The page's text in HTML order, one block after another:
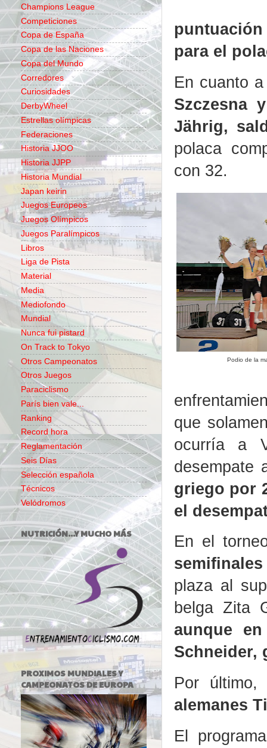
para el
En cuanto
Szczesna
Jährig,
polaca
con 32.
Podio de la
que
ocurría a
desempate
griego por
el
En el
plaza al
belga Zita
aunque
Schneider,
Por
alemanes
El
Champions League
Competiciones
Copa de España
Copa de las Naciones
Copa del Mundo
Corredores
Curiosidades
DerbyWheel
Estrellas olímpicas
Federaciones
Historia JJOO
Historia JJPP
Historia Mundial
Japan keirin
Juegos Europeos
Juegos Olímpicos
Juegos Paralímpicos
Libros
Liga de Pista
Material
Media
Mediofondo
Mundial
Nunca fui pistard
On Track to Tokyo
Otros Campeonatos
Otros Juegos
Paraciclismo
París bien vale...
Ranking
Record hora
Reglamentación
Seis Días
Selección española
Técnicos
Velódromos
NUTRICIÓN...Y MUCHO MÁS
PROXIMOS MUNDIALES Y
CAMPEONATOS DE EUROPA